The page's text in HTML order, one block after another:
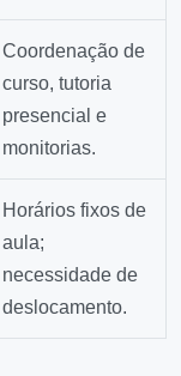
Coordenação de
curso, tutoria
presencial e
monitorias.
Horários fixos de
aula;
necessidade de
deslocamento.